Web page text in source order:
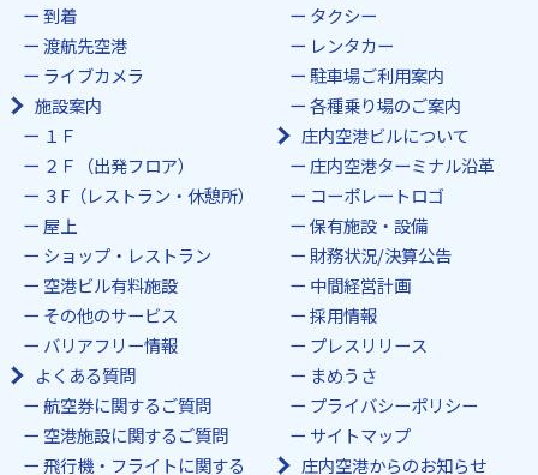
到着
渡航先空港
ライブカメラ
施設案内
１Ｆ
２Ｆ（出発フロア）
３F（レストラン・休憩所）
屋上
ショップ・レストラン
空港ビル有料施設
その他のサービス
バリアフリー情報
よくある質問
航空券に関するご質問
空港施設に関するご質問
飛行機・フライトに関する
タクシー
レンタカー
駐車場ご利用案内
各種乗り場のご案内
庄内空港ビルについて
庄内空港ターミナル沿革
コーポレートロゴ
保有施設・設備
財務状況/決算公告
中間経営計画
採用情報
プレスリリース
まめうさ
プライバシーポリシー
サイトマップ
庄内空港からのお知らせ